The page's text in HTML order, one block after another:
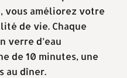
vous améliorez votre
de vie. Chaque
verre d’eau
de 10 minutes, une
au dîner.